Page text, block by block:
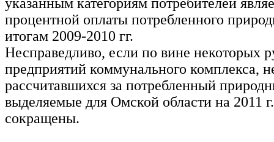
процентной оплаты потребленного
итогам 2009-2010 гг.
Несправедливо, если по вине некоторых
предприятий коммунального комплекса,
рассчитавшихся за потребленный
выделяемые для Омской области на 2011
сокращены.